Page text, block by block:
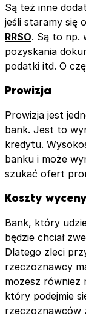
Są też inne
jeśli staramy się
RRSO. Są to np.
pozyskania
podatki itd. O
Prowizja
Prowizja jest
bank. Jest to
kredytu.
banku i może
szukać ofert
Koszty
Bank, który
będzie chciał
Dlatego zleci
rzeczoznawcy
możesz również
który podejmie
rzeczoznawców